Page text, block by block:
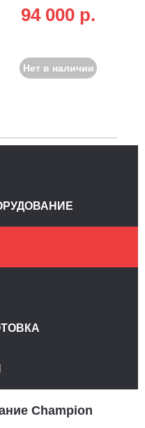
94 000 p.
Нет в наличии
Champion